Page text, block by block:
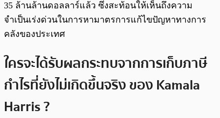
35 ล้านล้านดอลลาร์แล้ว ซึ่งสะท้อนให้เห็นถึงความ
จำเป็นเร่งด่วนในการหามาตรการแก้ไขปัญหาทางการ
คลังของประเทศ
ใครจะได้รับผลกระทบจากการเก็บภาษี
กำไรที่ยังไม่เกิดขึ้นจริง ของ Kamala
Harris ?